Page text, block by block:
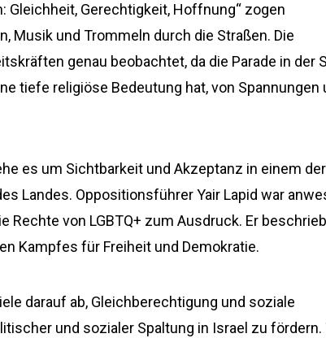
Gleichheit, Gerechtigkeit, Hoffnung“ zogen
Musik und Trommeln durch die Straßen. Die
genau beobachtet, da die Parade in der
tiefe religiöse Bedeutung hat, von Spannungen
es um Sichtbarkeit und Akzeptanz in einem der
Landes. Oppositionsführer Yair Lapid war
von LGBTQ+ zum Ausdruck. Er
Kampfes für Freiheit und Demokratie.
darauf ab, Gleichberechtigung und soziale
und sozialer Spaltung in Israel zu fördern.